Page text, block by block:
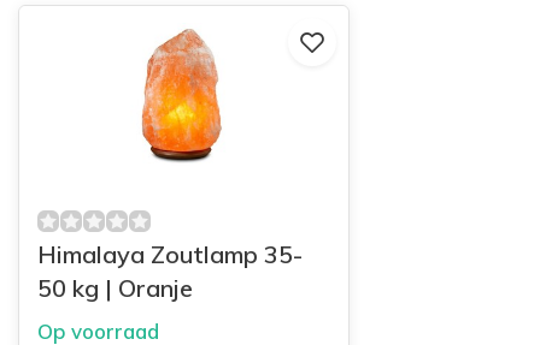
Himalaya Zoutlamp 35-
50 kg | Oranje
Op voorraad